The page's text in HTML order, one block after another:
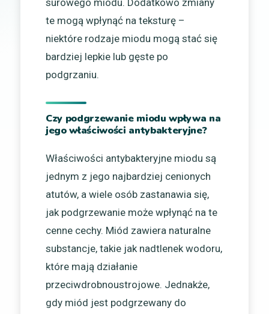
te mogą wpłynąć na teksturę –
niektóre rodzaje miodu mogą stać się
bardziej lepkie lub gęste po
podgrzaniu.
Czy podgrzewanie miodu wpływa na
jego właściwości antybakteryjne?
Właściwości antybakteryjne miodu są
jednym z jego najbardziej cenionych
atutów, a wiele osób zastanawia się,
jak podgrzewanie może wpłynąć na te
cenne cechy. Miód zawiera naturalne
substancje, takie jak nadtlenek wodoru,
które mają działanie
przeciwdrobnoustrojowe. Jednakże,
gdy miód jest podgrzewany do